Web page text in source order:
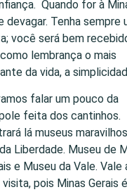
Quando for à
devagar. Tenha sempre
você será bem
lembrança o mais
da vida, a
falar um pouco da
feita dos cantinhos.
lá museus
Liberdade. Museu de
e Museu da Vale. Vale
visita, pois Minas Gerais